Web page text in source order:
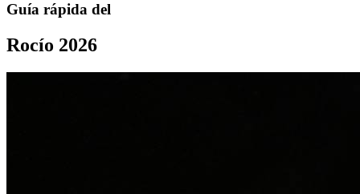
Guía rápida del
Rocío 2026